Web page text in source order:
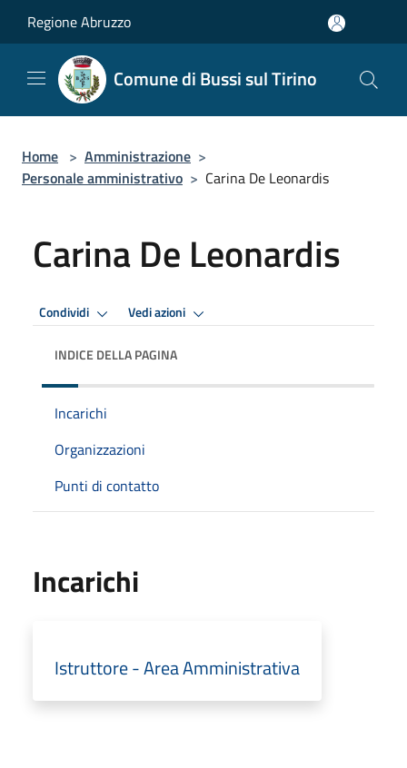
Regione Abruzzo
Comune di Bussi sul Tirino
Home > Amministrazione >
Personale amministrativo > Carina De Leonardis
Carina De Leonardis
Condividi Vedi azioni
INDICE DELLA PAGINA
Incarichi
Organizzazioni
Punti di contatto
Incarichi
Istruttore - Area Amministrativa